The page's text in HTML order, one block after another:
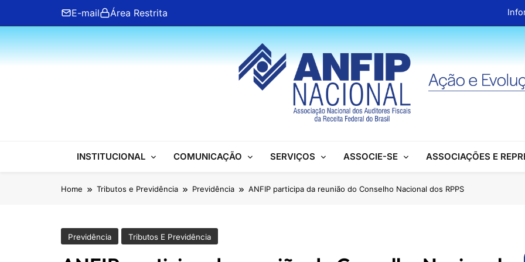
content
E-mail Área Restrita
ANFIP Nacional recebe visita da superintendente
Preparativos para o XIX Encontro
Almoço em homenagem ao Dia
Preparativos para o XIX Encontro
Almoço em homenagem ao Dia
ANFIP Nacional
INSTITUCIONAL COMUNICAÇÃO SERVIÇOS ASSOCIE-SE ASSOCIAÇÕES E
Home Tributos e Previdência Previdência ANFIP participa da reunião do Conselho Nacional dos RPPS
Previdência Tributos E Previdência